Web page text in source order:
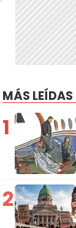
MÁS LEÍDAS
1
2